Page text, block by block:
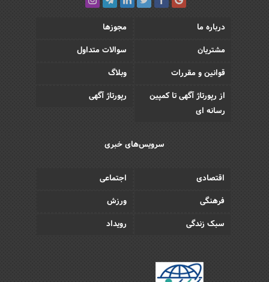
درباره ما
مجوزها
مشتریان
سوالات متداول
قوانین و مقررات
وبلاگ
از رپورتاژ آگهی تا کمپین
رسانه ای
رپورتاژ آگهی
سرویس‌های خبری
اقتصادی
اجتماعی
فرهنگی
ورزش
سبک زندگی
رویداد